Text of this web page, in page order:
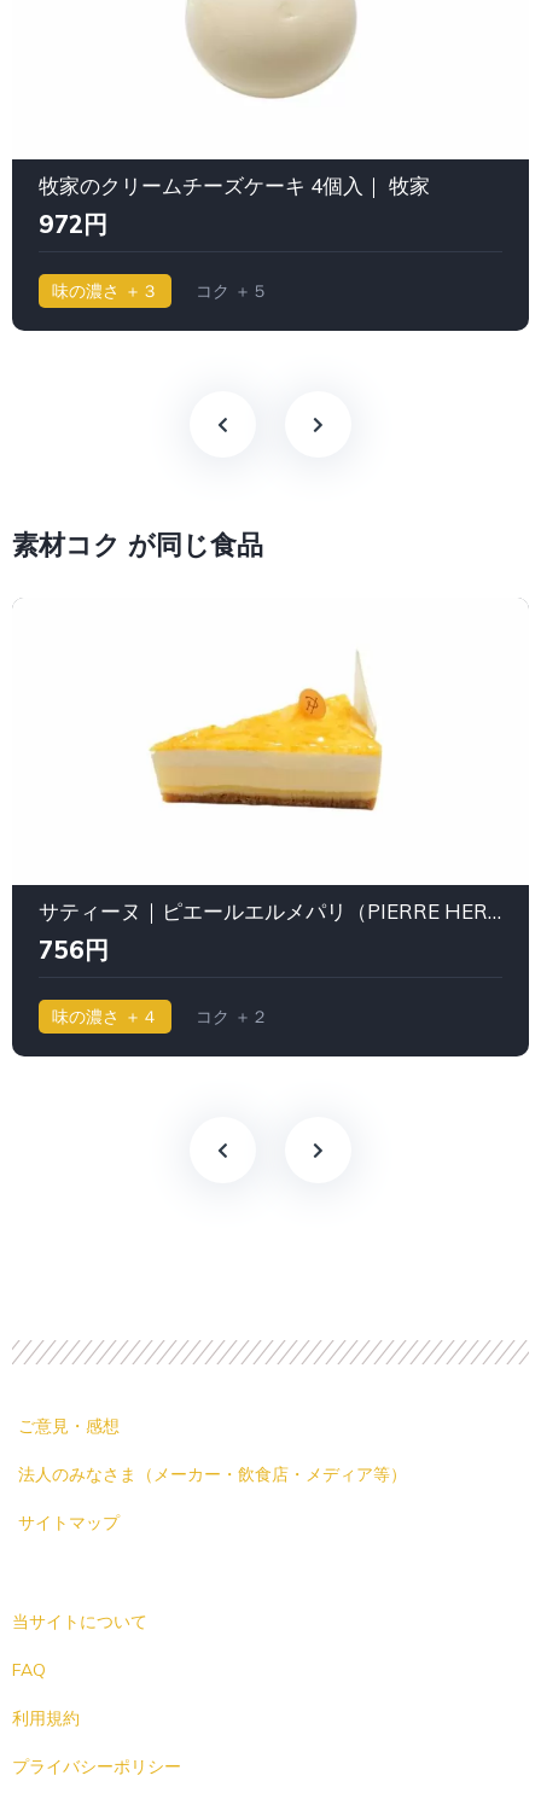
牧家のクリームチーズケーキ 4個入｜ 牧家
972円
味の濃さ ＋３ コク ＋５
素材コク が同じ食品
サティーヌ｜ピエールエルメパリ（PIERRE HERMÉ PARIS）
756円
味の濃さ ＋４ コク ＋２
ご意見・感想
法人のみなさま（メーカー・飲食店・メディア等）
サイトマップ
当サイトについて
FAQ
利用規約
プライバシーポリシー